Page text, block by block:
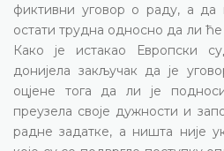
фиктивни уговор о раду, а
остати трудна односно да ли
Како је истакао Европски
донијела закључак да је
оцјене тога да ли је
преузела своје дужности и
радне задатке, а ништа није